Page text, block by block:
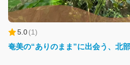
5.0(1)
奄美の“ありのまま”に出会う、北
シ
ェ
ル
ジ
ュ